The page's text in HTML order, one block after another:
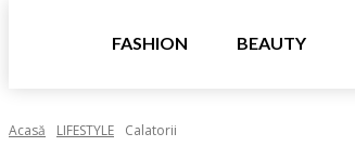
FASHION BEAUTY
Acasă LIFESTYLE Calatorii